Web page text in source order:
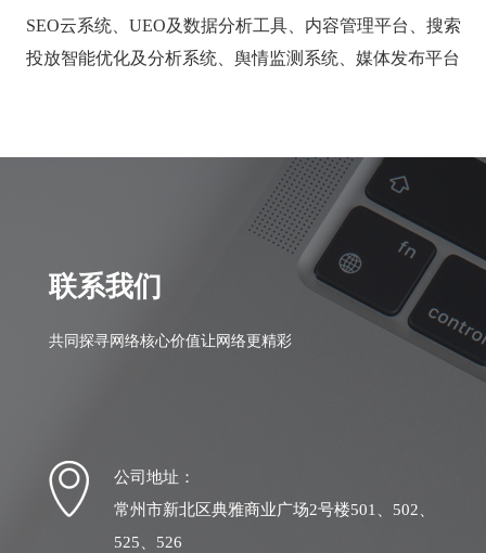
SEO云系统、UEO及数据分析工具、内容管理平台、搜索
投放智能优化及分析系统、舆情监测系统、媒体发布平台
联系我们
共同探寻网络核心价值让网络更精彩
公司地址：
常州市新北区典雅商业广场2号楼501、502、
525、526